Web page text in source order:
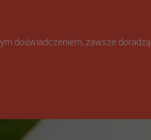
doświadczeniem, zawsze doradzą